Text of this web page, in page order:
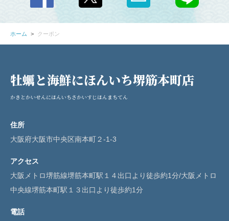
ホーム クーポン
牡蠣と海鮮にほんいち堺筋本町店
かきとかいせんにほんいちさかいすじほんまちてん
住所
大阪府大阪市中央区南本町２-1-3
アクセス
大阪メトロ堺筋線堺筋本町駅１４出口より徒歩約1分/大阪メトロ
中央線堺筋本町駅１３出口より徒歩約1分
電話